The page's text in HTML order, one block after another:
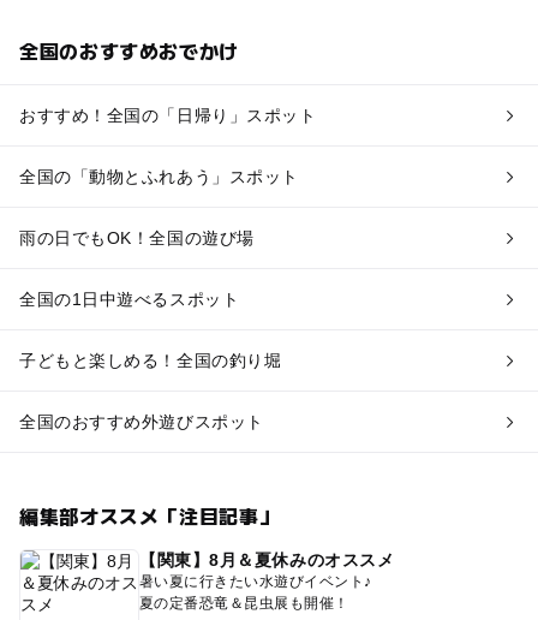
全国のおすすめおでかけ
おすすめ！全国の「日帰り」スポット
全国の「動物とふれあう」スポット
雨の日でもOK！全国の遊び場
全国の1日中遊べるスポット
子どもと楽しめる！全国の釣り堀
全国のおすすめ外遊びスポット
編集部オススメ「注目記事」
【関東】8月＆夏休みのオススメ
暑い夏に行きたい水遊びイベント♪
夏の定番恐竜＆昆虫展も開催！